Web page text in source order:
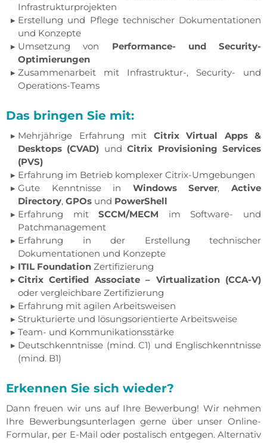
Infrastrukturprojekten
Erstellung und Pflege technischer Dokumentationen
und Konzepte
Umsetzung von Performance- und Security-
Optimierungen
Zusammenarbeit mit Infrastruktur-, Security- und
Operations-Teams
Das bringen Sie mit:
Mehrjährige Erfahrung mit Citrix Virtual Apps &
Desktops (CVAD) undCitrix Provisioning Services
(PVS)
Erfahrung im Betrieb komplexer Citrix-Umgebungen
Gute Kenntnisse in Windows Server,Active
Directory, GPOs und PowerShell
Erfahrung mitSCCM/MECM im Software- und
Patchmanagement
Erfahrung in der Erstellung technischer
Dokumentationen und Konzepte
ITIL Foundation Zertifizierung
Citrix Certified Associate – Virtualization (CCA-V)
oder vergleichbare Zertifizierung
Erfahrung mit agilen Arbeitsweisen
Strukturierte und lösungsorientierte Arbeitsweise
Team- und Kommunikationsstärke
Deutschkenntnisse (mind. C1) und Englischkenntnisse
(mind. B1)
Erkennen Sie sich wieder?
Dann freuen wir uns auf Ihre Bewerbung! Wir nehmen
Ihre Bewerbungsunterlagen gerne über unser Online-
Formular, per E-Mail oder postalisch entgegen. Alternativ